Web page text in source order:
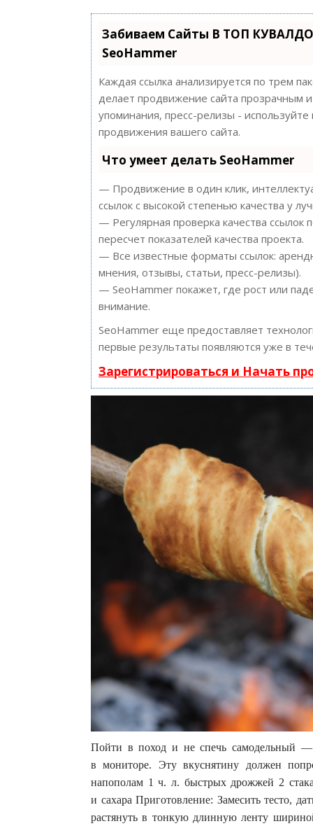
Забиваем Сайты В ТОП
SeoHammer
Каждая ссылка анализируется по трем
делает продвижение сайта прозрачным
упоминания, пресс-релизы -
продвижения вашего сайта.
Что умеет делать SeoHammer
— Продвижение в один клик,
ссылок с высокой степенью качества у
— Регулярная проверка качества
пересчет показателей качества проекта.
— Все известные форматы ссылок:
мнения, отзывы, статьи, пресс-релизы).
— SeoHammer покажет, где рост или
внимание.
SeoHammer еще предоставляет
первые результаты появляются уже в
Зарегистрироваться и Начать
Пойти в поход и не спечь самодельный —
в мониторе. Эту вкуснятину должен
напополам 1 ч. л. быстрых дрожжей 2
и сахара Приготовление: Замесить тесто,
растянуть в тонкую длинную ленту